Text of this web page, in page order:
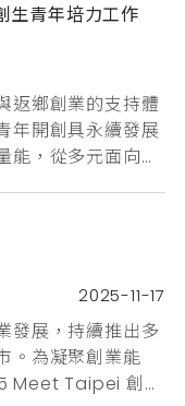
為2,579萬9,700
有限公司瑞和生
...
生青年培力工作
返鄉創業的支持體
年開創具永續發展
，從多元面向整
主辦單位｜
生專案辦公室(財
2025-11-17
發展，持續推出多
。為凝聚創業能
Meet Taipei 創新